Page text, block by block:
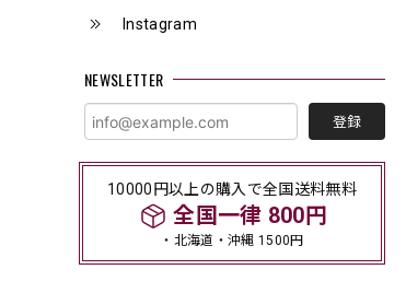
Instagram
NEWSLETTER
登録
10000円以上の購入で全国送料無料
全国一律 800円
・北海道・沖縄 1500円